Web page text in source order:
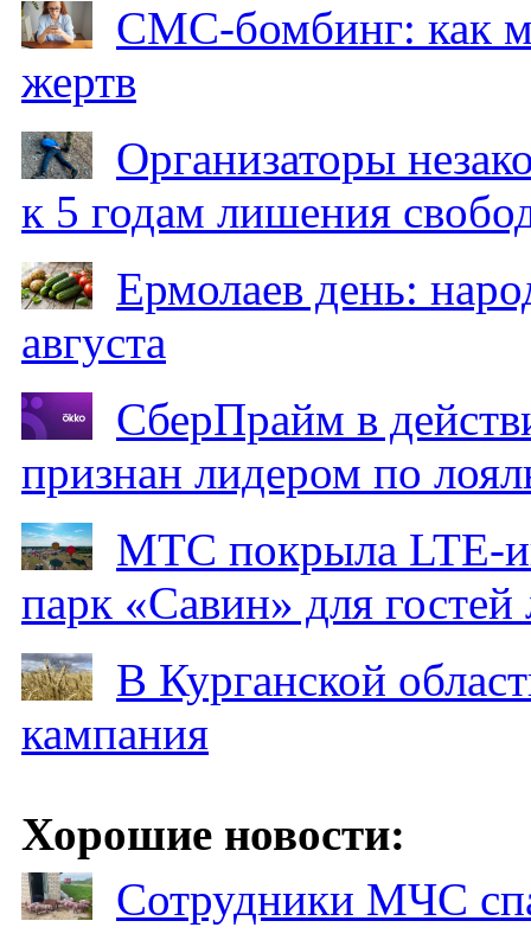
СМС-бомбинг: как
жертв
Организаторы
к 5 годам лишения
Ермолаев день:
августа
СберПрайм в
признан лидером по
МТС покрыла LTE-
парк «Савин» для гостей
В Курганской
кампания
Хорошие новости:
Сотрудники МЧС